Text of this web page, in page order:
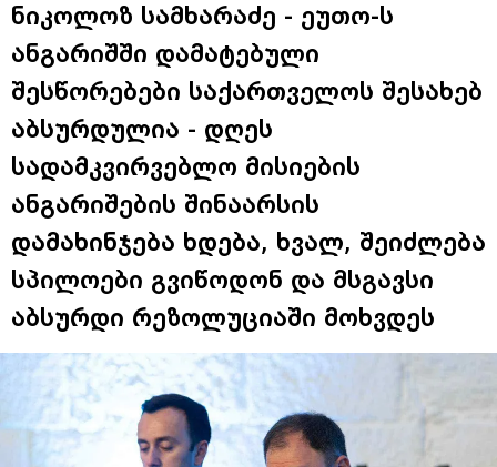
ნიკოლოზ სამხარაძე - ეუთო-ს
ანგარიშში დამატებული
შესწორებები საქართველოს შესახებ
აბსურდულია - დღეს
სადამკვირვებლო მისიების
ანგარიშების შინაარსის
დამახინჯება ხდება, ხვალ, შეიძლება
სპილოები გვიწოდონ და მსგავსი
აბსურდი რეზოლუციაში მოხვდეს